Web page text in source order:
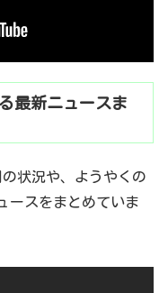
最新ニュースま
状況や、ようやくの
ースをまとめていま